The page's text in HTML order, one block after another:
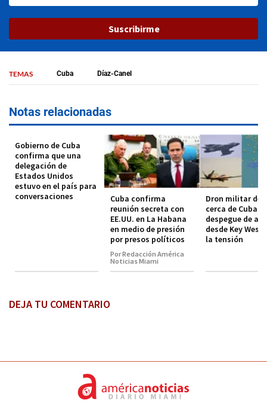
Suscribirme
TEMAS Cuba Díaz-Canel
Notas relacionadas
Gobierno de Cuba
confirma que una
delegación de
Estados Unidos
estuvo en el país para
conversaciones
Cuba confirma
reunión secreta con
EE.UU. en La Habana
en medio de presión
por presos políticos
Por Redacción América
Noticias Miami
Dron militar de
cerca de Cuba y
despegue de
desde Key West
la tensión
DEJA TU COMENTARIO